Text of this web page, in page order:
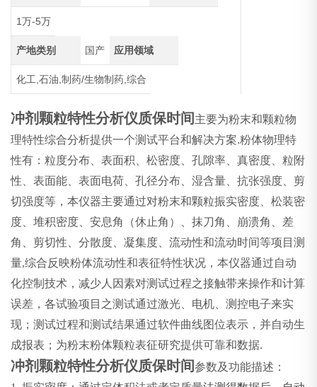
1万-5万
产地类别 国产 应用领域
化工,石油,制药/生物制药,综合
冲剂颗粒特性分析仪质保时间 主要为粉末和颗粒物
理特性综合分析提供一个测试平台和解决方案.粉体物理特
性有：粒度分布、表面积、松密度、孔隙率、真密度、粒附
性、表面能、表面电荷、孔径分布、湿含量、抗张强度、剪
切强度等，本仪器主要通过对粉末和颗粒振实密度、松装密
度、堆积密度、安息角（休止角）、抹刀角、崩溃角、差
角、剪切性、分散度、凝集度、流动性和流动时间等项目测
量,综合反映粉体流动性和表征特性状况，本仪器通过自动
化控制技术，减少人因素对测试过程之接触带来操作和计算
误差，各试验项目之测试通过激光、电机、测控电子来实
现；测试过程和测试结果通过软件曲线图位表示，并自动生
成报表；为粉末粉体颗粒表征研究提供可靠和数据.
冲剂颗粒特性分析仪质保时间参数及功能描述：